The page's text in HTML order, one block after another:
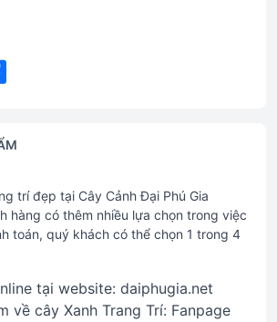
trí đẹp tại Cây Cảnh Đại Phú Gia
hàng có thêm nhiều lựa chọn trong việc
toán, quý khách có thể chọn 1 trong 4
tại website: daiphugia.net
về cây Xanh Trang Trí: Fanpage